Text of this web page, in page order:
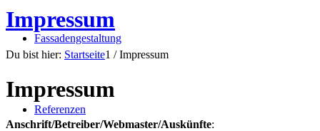
Fassadengestaltung
Referenzen
Impressum
Du bist hier: Startseite1 / Impressum
Impressum
Anschrift/Betreiber/Webmaster/Auskünfte: